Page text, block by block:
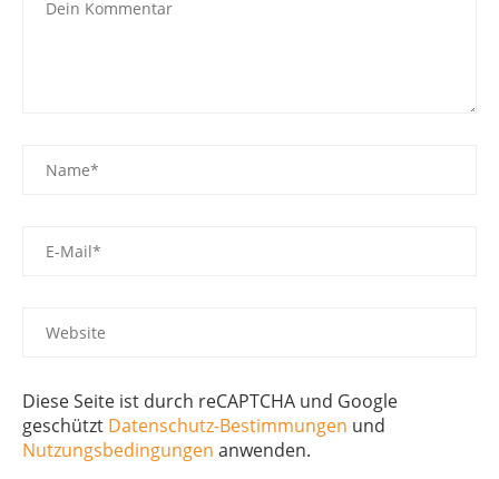
Diese Seite ist durch reCAPTCHA und Google
geschützt Datenschutz-Bestimmungen und
Nutzungsbedingungen anwenden.